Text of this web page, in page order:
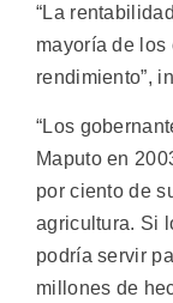
“La
mayoría de los
rendimiento”,
“Los
Maputo en
por ciento de
agricultura. Si
podría servir
millones de